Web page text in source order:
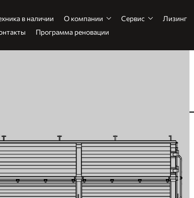
в наличии О компании Сервис
Лизинг
Программа реновации